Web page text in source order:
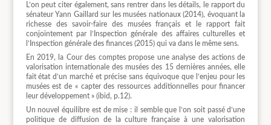
L’on peut citer également, sans rentrer dans les détails, le rapport du
sénateur Yann Gaillard sur les musées nationaux (2014), évoquant la
richesse des savoir-faire des musées français et le rapport fait
conjointement par l’Inspection générale des affaires culturelles et
l’Inspection générale des finances (2015) qui va dans le même sens.
En 2019, la Cour des comptes propose une analyse des actions de
valorisation internationale des musées des 15 dernières années, elle
fait état d’un marché et précise sans équivoque que l’enjeu pour les
musées est de « capter des ressources additionnelles pour financer
leur développement » (ibid, p.12).
Un nouvel équilibre est de mise : il semble que l’on soit passé d’une
politique de diffusion de la culture française à une valorisation